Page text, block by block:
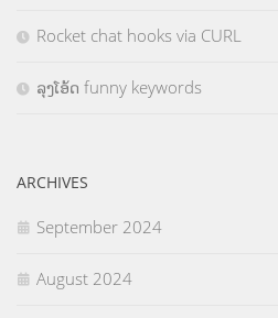
Rocket chat hooks via CURL
ລຸງໂອ້ດ funny keywords
ARCHIVES
September 2024
August 2024